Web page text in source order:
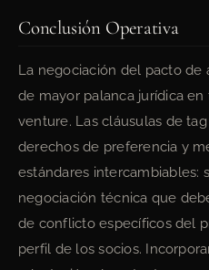
Conclusión Operativa
La negociación del pacto de
de mayor palanca jurídica
venture. Las cláusulas de
derechos de preferencia y
estándares intercambiables:
negociación técnica que
de conflicto específicos del
perfil de los socios.